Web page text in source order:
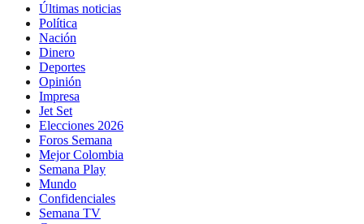
Últimas noticias
Política
Nación
Dinero
Deportes
Opinión
Impresa
Jet Set
Elecciones 2026
Foros Semana
Mejor Colombia
Semana Play
Mundo
Confidenciales
Semana TV